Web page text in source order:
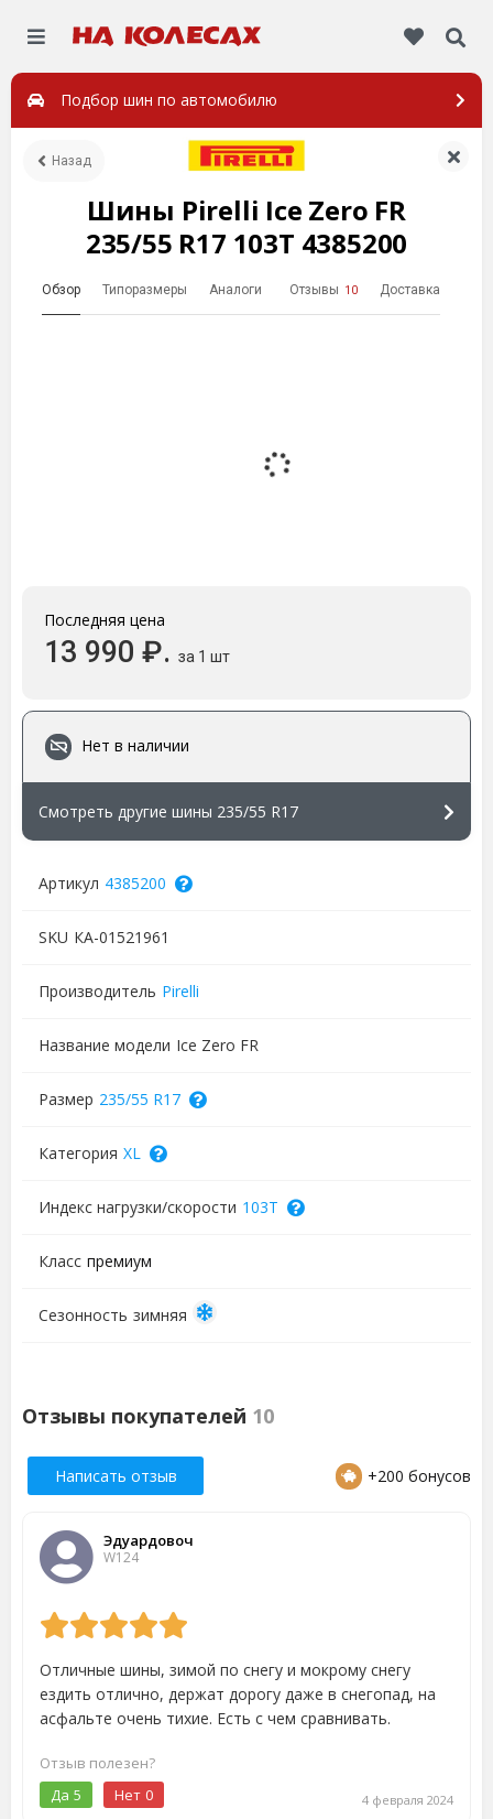
Подбор шин по автомобилю
Назад
Шины Pirelli Ice Zero FR
235/55 R17 103T 4385200
Обзор Типоразмеры Аналоги Отзывы 10 Доставка
Последняя цена
13 990 ₽. за 1 шт
Нет в наличии
Смотреть другие шины 235/55 R17
Артикул 4385200
SKU КА-01521961
Производитель Pirelli
Название модели Ice Zero FR
Размер 235/55 R17
Категория XL
Индекс нагрузки/скорости 103T
Класс премиум
Сезонность зимняя
Отзывы покупателей 10
Эдуардовоч
W124
4 февраля 2024
Отличные шины, зимой по снегу и мокрому снегу
ездить отлично, держат дорогу даже в снегопад, на
асфальте очень тихие. Есть с чем сравнивать.
Отзыв полезен?
Да 5 Нет 0
Написать отзыв +200 бонусов